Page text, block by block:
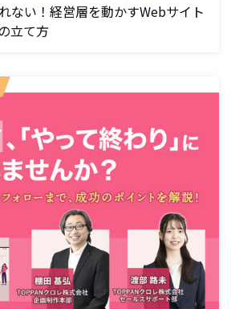
ない！経営層を動かすWebサイト
立て方